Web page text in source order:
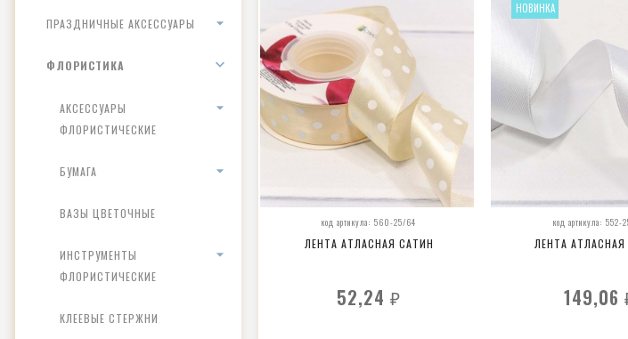
ПРАЗДНИЧНЫЕ АКСЕССУАРЫ
ФЛОРИСТИКА
АКСЕССУАРЫ
ФЛОРИСТИЧЕСКИЕ
БУМАГА
ВАЗЫ ЦВЕТОЧНЫЕ
ИНСТРУМЕНТЫ
ФЛОРИСТИЧЕСКИЕ
КЛЕЕВЫЕ СТЕРЖНИ
код артикула: 560-25/64
ЛЕНТА АТЛАСНАЯ САТИН
52,24₽
код артикула: 552-
ЛЕНТА
149,06
НОВИНКА